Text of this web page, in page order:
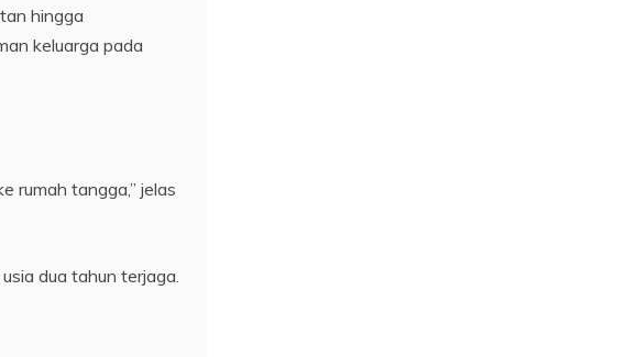
hingga
keluarga pada
rumah tangga,” jelas
dua tahun terjaga.